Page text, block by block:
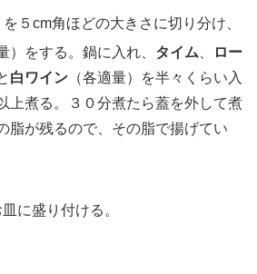
を５cm角ほどの大きさに切り分け、
）をする。鍋に入れ、 タイム
ロー
白ワイン （各適量）を半々くらい入
上煮る。３０分煮たら蓋を外して煮
脂が残るので、その脂で揚げてい
に盛り付ける。